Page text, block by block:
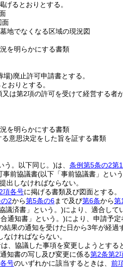
げるとおりとする。
面
地でなくなる区域の現況図
を明らかにする書類
場)廃止許可申請書とする。
おりとする。
は第2項の許可を受けて経営する者
を明らかにする書類
意思決定をした旨を証する書類
う。以下同じ。)は、 条例第5条の2第
事前協議書(以下「事前協議書」とい
出しなければならない。
項各号に掲げる書類及び図面とする。
2から第5条の6まで及び第6条から第
議済書」という。)により、適合して
通知書」という。)により、申請予定
果の通知を受けた日から3年が経
ければならない。
、協議した事項を変更しようとする
知書の写し及び変更に係る第2条第2
号のいずれかに該当するときは、 前